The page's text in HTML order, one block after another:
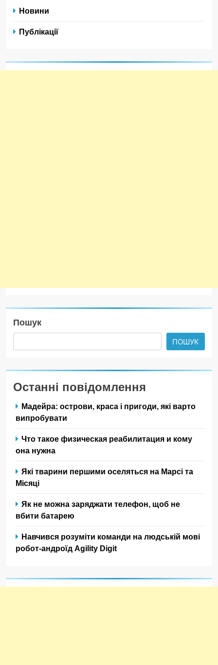
Новини
Публікації
Пошук
ПОШУК
Останні повідомлення
Мадейра: острови, краса і пригоди, які варто
випробувати
Что такое физическая реабилитация и кому
она нужна
Які тварини першими оселяться на Марсі та
Місяці
Як не можна заряджати телефон, щоб не
вбити батарею
Навчився розуміти команди на людській мові
робот-андроїд Agility Digit